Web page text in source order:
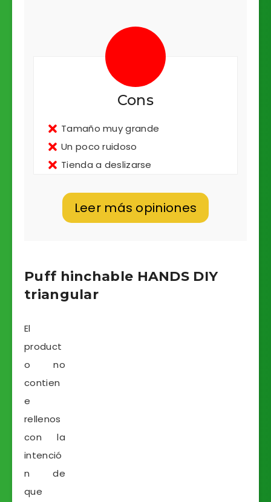
Cons
Tamaño muy grande
Un poco ruidoso
Tienda a deslizarse
Leer más opiniones
Puff hinchable HANDS DIY
triangular
El
product
o no
contien
e
rellenos
con la
intenció
n de
que